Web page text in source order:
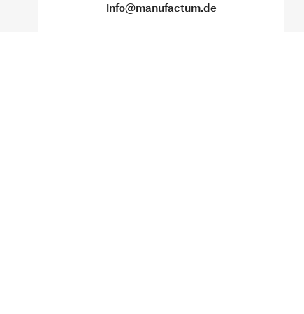
info@manufactum.de